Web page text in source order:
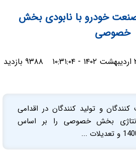
خودرو با نابودی بخش
خصوصی
۹۳۸۸ بازدید
و تولید کنندگان در اقدامی
بخش خصوصی را بر اساس